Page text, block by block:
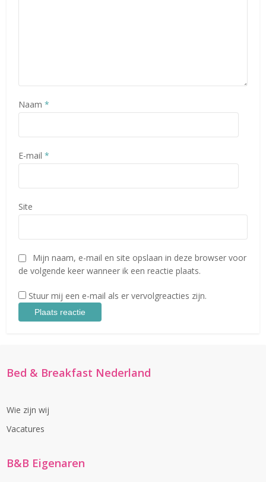
Naam*
E-mail*
Site
Mijn naam, e-mail en site opslaan in deze browser voor
de volgende keer wanneer ik een reactie plaats.
Stuur mij een e-mail als er vervolgreacties zijn.
Bed & Breakfast Nederland
Wie zijn wij
Vacatures
B&B Eigenaren